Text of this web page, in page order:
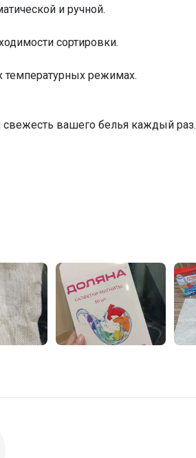
и ручной.
сортировки.
режимах.
свежесть вашего белья каждый раз.